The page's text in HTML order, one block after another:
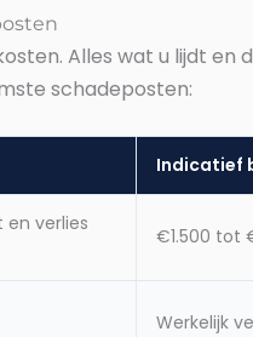
Alles wat u lijdt en
schadeposten:
Indicatief
en verlies
€1.500 tot
Werkelijk